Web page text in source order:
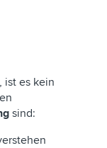
ist es kein
sind: